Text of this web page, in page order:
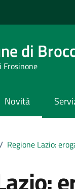
di
Frosinone
Novità
/ Regione Lazio: